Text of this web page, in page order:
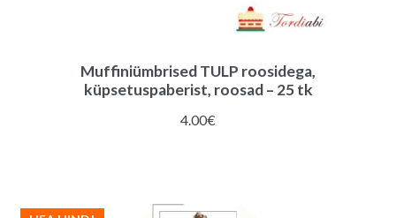
Muffiniümbrised TULP roosidega,
küpsetuspaberist, roosad – 25 tk
4.00€